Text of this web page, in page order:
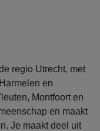
regio Utrecht, met
en
Montfoort en
en maakt
Je maakt deel uit